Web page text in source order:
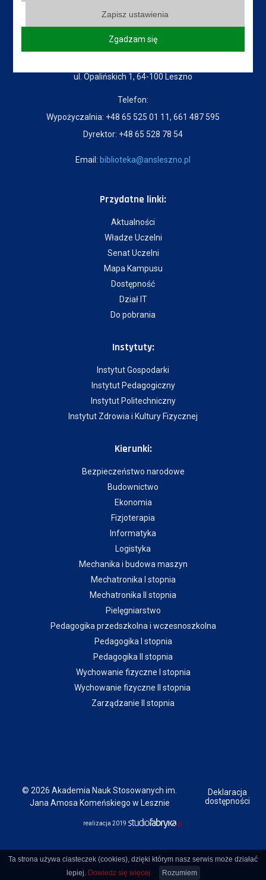
Dane kontaktowe
ul. Opalińskich 1, 64-100 Leszno
Telefon:
Wypożyczalnia: +48 65 525 01 11, 661 487 595
Dyrektor: +48 65 528 78 54
Email: biblioteka@ansleszno.pl
Przydatne linki:
Aktualności
Władze Uczelni
Senat Uczelni
Mapa Kampusu
Dostępność
Dział IT
Do pobrania
Instytuty:
Instytut Gospodarki
Instytut Pedagogiczny
Instytut Politechniczny
Instytut Zdrowia i Kultury Fizycznej
Kierunki:
Bezpieczeństwo narodowe
Budownictwo
Ekonomia
Fizjoterapia
Informatyka
Logistyka
Mechanika i budowa maszyn
Mechatronika I stopnia
Mechatronika II stopnia
Pielęgniarstwo
Pedagogika przedszkolna i wczesnoszkolna
Pedagogika I stopnia
Pedagogika II stopnia
Wychowanie fizyczne I stopnia
Wychowanie fizyczne II stopnia
Zarządzanie II stopnia
© 2026 Akademia Nauk Stosowanych im.
Jana Amosa Komeńskiego w Lesznie
Deklaracja
dostępności
realizacja 2019
Zapisz ustawienia
Zgadzam się
Ta strona używa ciasteczek (cookies), dzięki którym nasz serwis może działać
lepiej. Dowiedz się więcej Rozumiem